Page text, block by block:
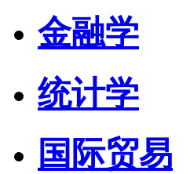
金融学
统计学
国际贸易